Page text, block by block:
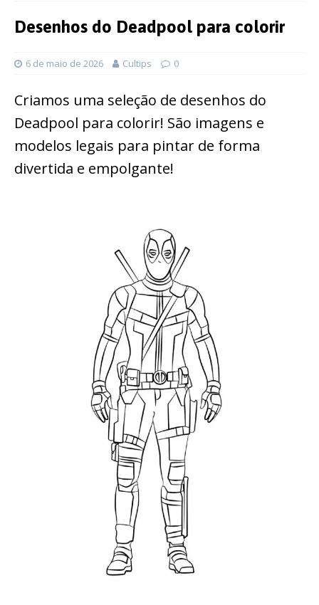
Desenhos do Deadpool para colorir
6 de maio de 2026 Cultips 0
Criamos uma seleção de desenhos do
Deadpool para colorir! São imagens e
modelos legais para pintar de forma
divertida e empolgante!